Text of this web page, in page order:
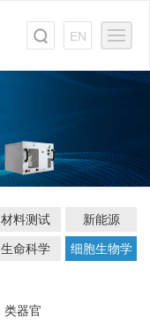
EN
材料测试 新能源
生命科学 细胞生物学
类器官